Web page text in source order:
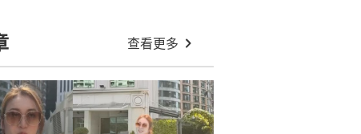
圍 年近半百身上零贅肉震撼網民
游嘉欣墨西哥度假大派夏日福利 磚
紅三點式盡騷玲瓏浮凸惹火身材